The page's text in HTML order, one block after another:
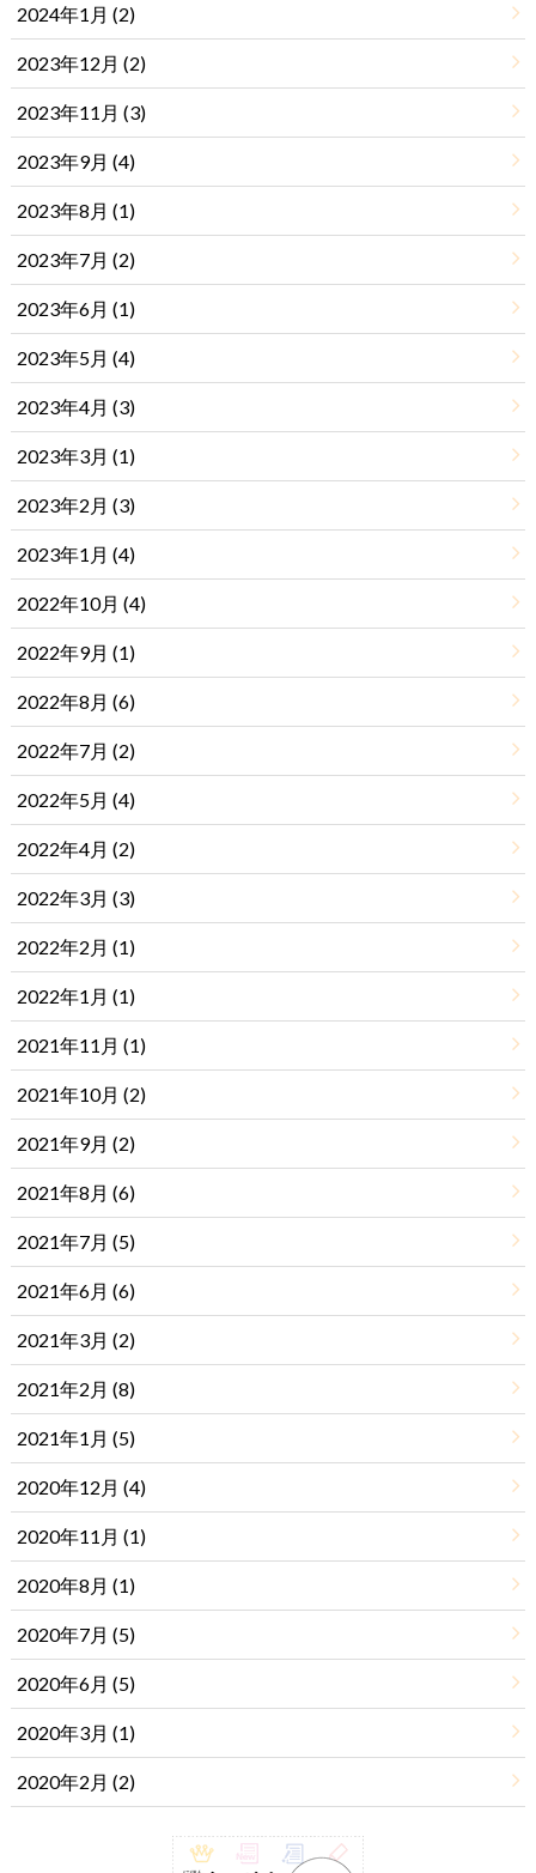
2024年1月 (2)
2023年12月 (2)
2023年11月 (3)
2023年9月 (4)
2023年8月 (1)
2023年7月 (2)
2023年6月 (1)
2023年5月 (4)
2023年4月 (3)
2023年3月 (1)
2023年2月 (3)
2023年1月 (4)
2022年10月 (4)
2022年9月 (1)
2022年8月 (6)
2022年7月 (2)
2022年5月 (4)
2022年4月 (2)
2022年3月 (3)
2022年2月 (1)
2022年1月 (1)
2021年11月 (1)
2021年10月 (2)
2021年9月 (2)
2021年8月 (6)
2021年7月 (5)
2021年6月 (6)
2021年3月 (2)
2021年2月 (8)
2021年1月 (5)
2020年12月 (4)
2020年11月 (1)
2020年8月 (1)
2020年7月 (5)
2020年6月 (5)
2020年3月 (1)
2020年2月 (2)